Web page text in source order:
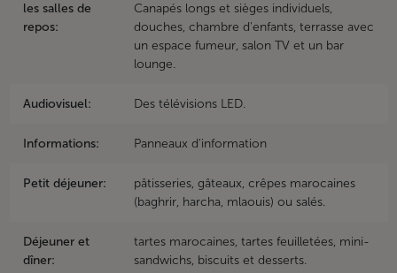
les salles de
repos:
Canapés longs et sièges individuels,
douches, chambre d'enfants, terrasse avec
un espace fumeur, salon TV et un bar
lounge.
Audiovisuel: Des télévisions LED.
Informations: Panneaux d'information
Petit déjeuner:
pâtisseries, gâteaux, crêpes marocaines
(baghrir, harcha, mlaouis) ou salés.
Déjeuner et
dîner:
tartes marocaines, tartes feuilletées, mini-
sandwichs, biscuits et desserts.